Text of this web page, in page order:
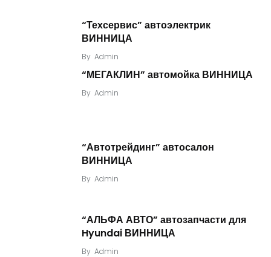
“Техсервис” автоэлектрик
ВИННИЦА
By Admin
“МЕГАКЛИН” автомойка ВИННИЦА
By Admin
“Автотрейдинг” автосалон
ВИННИЦА
By Admin
“АЛЬФА АВТО” автозапчасти для
Hyundai ВИННИЦА
By Admin